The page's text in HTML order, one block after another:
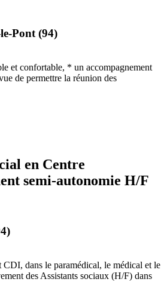
Pont (94)
et confortable, * un accompagnement
de permettre la réunion des
en Centre
semi-autonomie H/F
dans le paramédical, le médical et le
des Assistants sociaux (H/F) dans